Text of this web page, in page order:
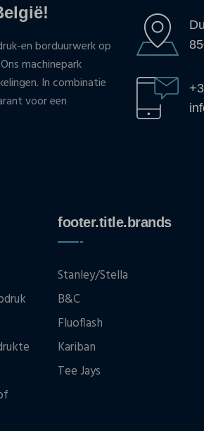
en borduurwerk op
machinepark
In combinatie
voor een
footer.title.brands
Stanley/Stella
B&C
Fluoflash
Kariban
Tee Jays